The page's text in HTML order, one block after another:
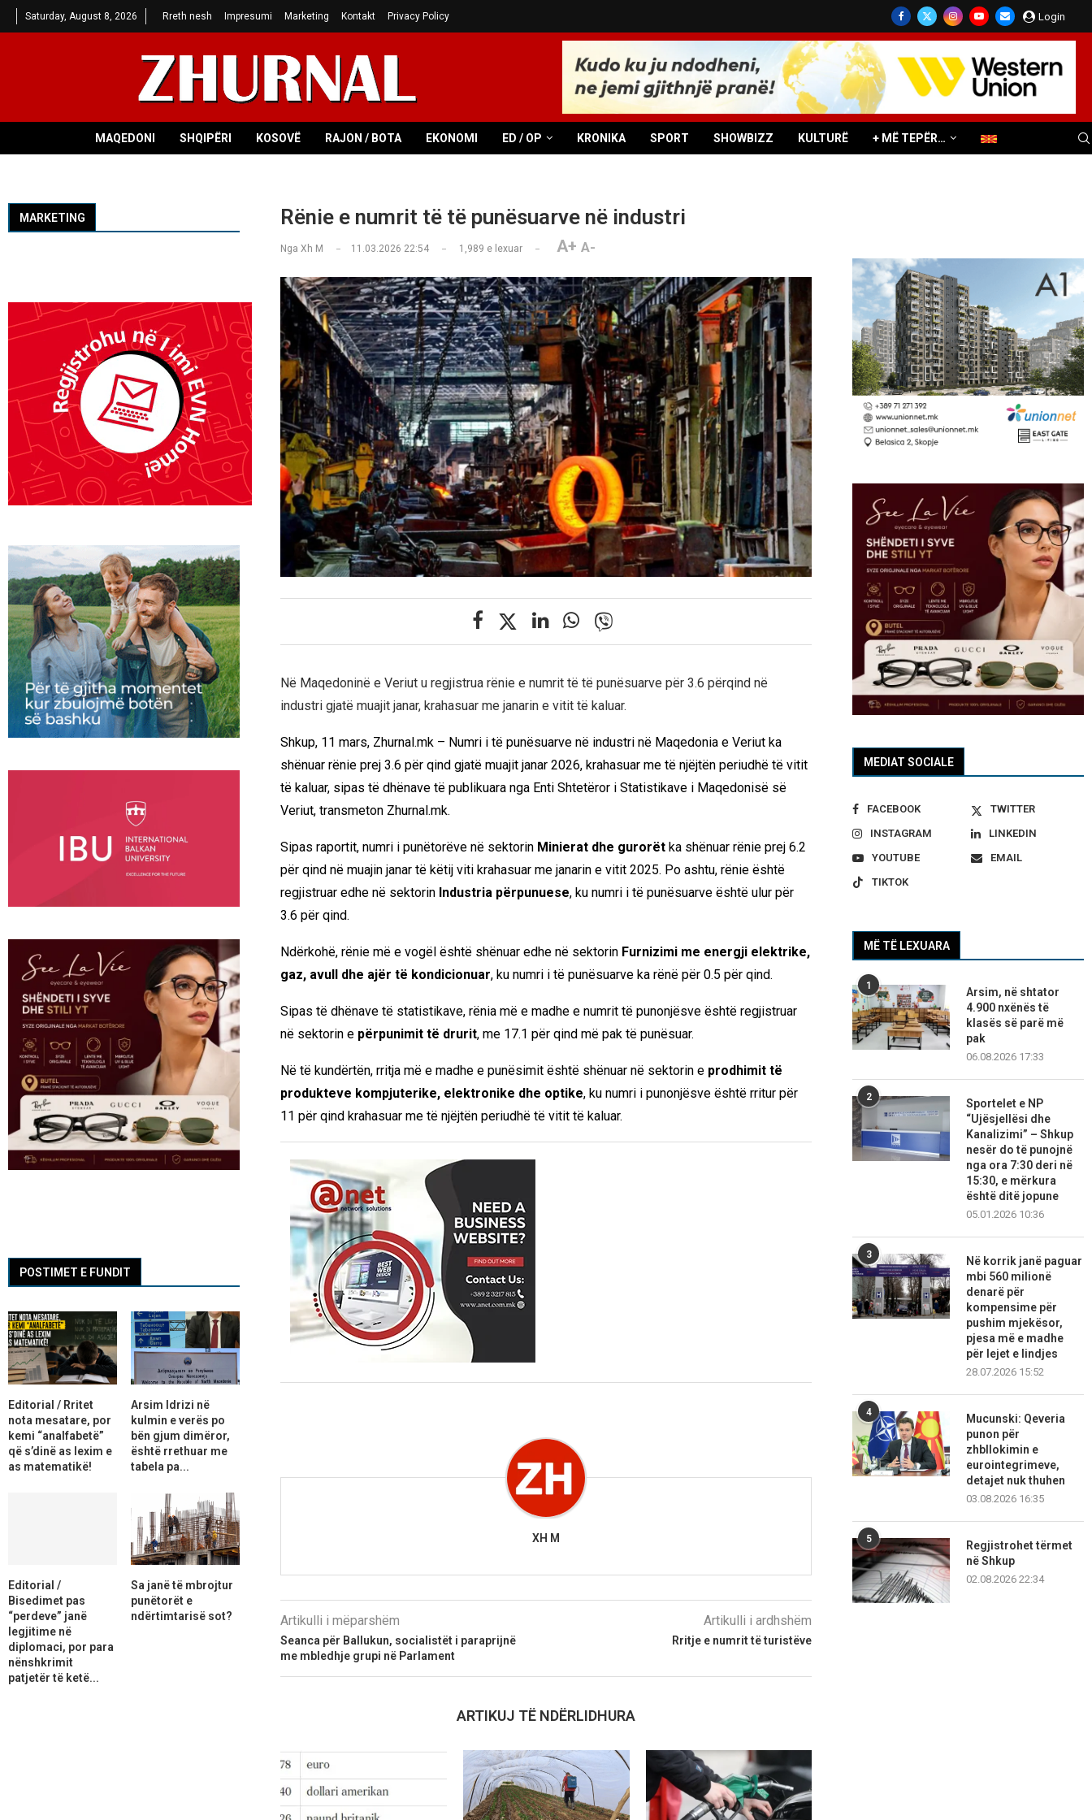
Saturday, August 8, 2026 Rreth nesh Impresumi Marketing Kontakt Privacy Policy Login
MAQEDONI SHQIPËRI KOSOVË RAJON / BOTA EKONOMI ED / OP KRONIKA SPORT SHOWBIZZ KULTURË + MË TEPËR…
Rënie e numrit të të punësuarve në industri
Nga Xh M 11.03.2026 22:54 1,989 e lexuar A+ A-
Në Maqedoninë e Veriut u regjistrua rënie e numrit të të punësuarve për 3.6 përqind në
industri gjatë muajit janar, krahasuar me janarin e vitit të kaluar.
Shkup, 11 mars, Zhurnal.mk – Numri i të punësuarve në industri në Maqedonia e Veriut ka
shënuar rënie prej 3.6 për qind gjatë muajit janar 2026, krahasuar me të njëjtën periudhë të vitit
të kaluar, sipas të dhënave të publikuara nga Enti Shtetëror i Statistikave i Maqedonisë së
Veriut, transmeton Zhurnal.mk.
Sipas raportit, numri i punëtorëve në sektorin Minierat dhe gurorët ka shënuar rënie prej 6.2
për qind në muajin janar të këtij viti krahasuar me janarin e vitit 2025. Po ashtu, rënie është
regjistruar edhe në sektorin Industria përpunuese, ku numri i të punësuarve është ulur për
3.6 për qind.
Ndërkohë, rënie më e vogël është shënuar edhe në sektorin Furnizimi me energji elektrike,
gaz, avull dhe ajër të kondicionuar, ku numri i të punësuarve ka rënë për 0.5 për qind.
Sipas të dhënave të statistikave, rënia më e madhe e numrit të punonjësve është regjistruar
në sektorin e përpunimit të drurit, me 17.1 për qind më pak të punësuar.
Në të kundërtën, rritja më e madhe e punësimit është shënuar në sektorin e prodhimit të
produkteve kompjuterike, elektronike dhe optike, ku numri i punonjësve është rritur për
11 për qind krahasuar me të njëjtën periudhë të vitit të kaluar.
XH M
Artikulli i mëparshëm
Seanca për Ballukun, socialistët i paraprijnë
me mbledhje grupi në Parlament
Artikulli i ardhshëm
Rritje e numrit të turistëve
ARTIKUJ TË NDËRLIDHURA
MEDIAT SOCIALE
FACEBOOK
TWITTER
INSTAGRAM
LINKEDIN
YOUTUBE
EMAIL
TIKTOK
MË TË LEXUARA
1
Arsim, në shtator
4.900 nxënës të
klasës së parë më
pak
06.08.2026 17:33
2
Sportelet e NP
“Ujësjellësi dhe
Kanalizimi” – Shkup
nesër do të punojnë
nga ora 7:30 deri në
15:30, e mërkura
është ditë jopune
05.01.2026 10:36
3
Në korrik janë paguar
mbi 560 milionë
denarë për
kompensime për
pushim mjekësor,
pjesa më e madhe
për lejet e lindjes
28.07.2026 15:52
4
Mucunski: Qeveria
punon për
zhbllokimin e
eurointegrimeve,
detajet nuk thuhen
03.08.2026 16:35
5
Regjistrohet tërmet
në Shkup
02.08.2026 22:34
MARKETING
POSTIMET E FUNDIT
Editorial / Rritet
nota mesatare, por
kemi “analfabetë”
që s’dinë as lexim e
as matematikë!
Arsim Idrizi në
kulmin e verës po
bën gjum dimëror,
është rrethuar me
tabela pa...
Editorial /
Bisedimet pas
“perdeve” janë
legjitime në
diplomaci, por para
nënshkrimit
patjetër të ketë...
Sa janë të mbrojtur
punëtorët e
ndërtimtarisë sot?